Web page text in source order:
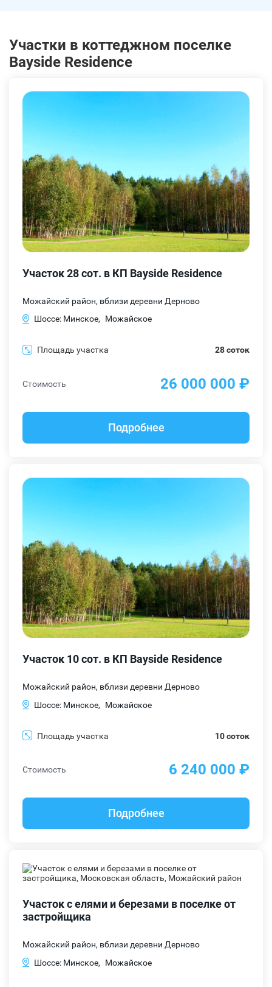
Участки в коттеджном поселке
Bayside Residence
Участок 28 сот. в КП Bayside Residence
Можайский район, вблизи деревни Дерново
Шоссе: Минское,
Можайское
Площадь участка 28 соток
Стоимость 26 000 000 ₽
Подробнее
Участок 10 сот. в КП Bayside Residence
Можайский район, вблизи деревни Дерново
Шоссе: Минское,
Можайское
Площадь участка 10 соток
Стоимость 6 240 000 ₽
Подробнее
Участок с елями и березами в поселке от
застройщика
Можайский район, вблизи деревни Дерново
Шоссе: Минское,
Можайское